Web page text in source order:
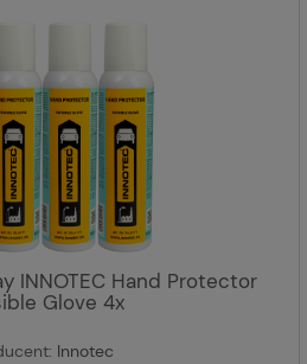
INNOTEC Hand Protector
Glove 4x
Innotec